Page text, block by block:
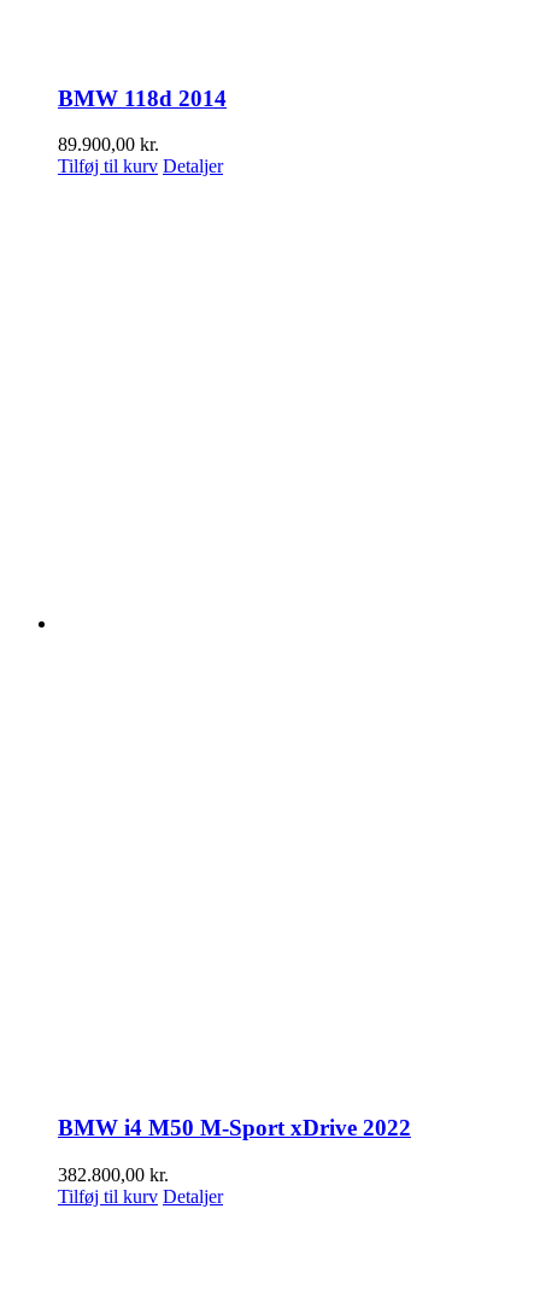
BMW 118d 2014
89.900,00 kr.
Tilføj til kurv Detaljer
BMW i4 M50 M-Sport xDrive 2022
382.800,00 kr.
Tilføj til kurv Detaljer